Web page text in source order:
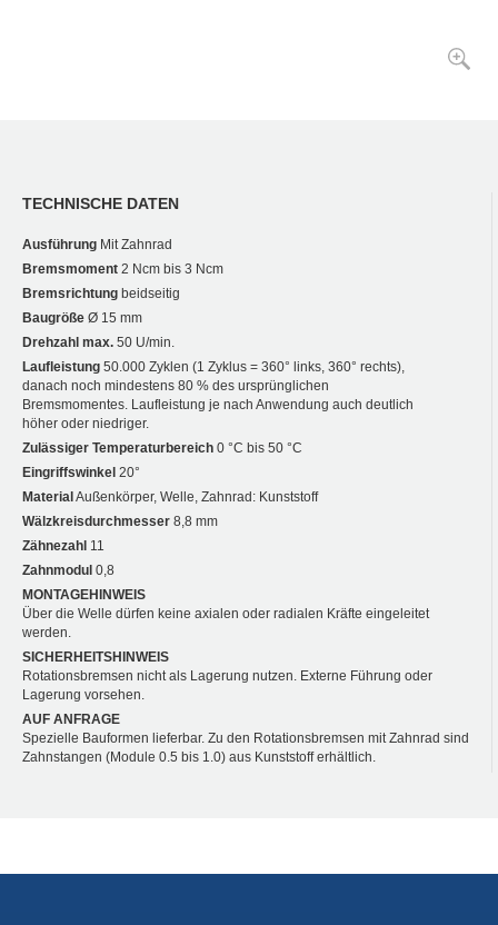
TECHNISCHE DATEN
Ausführung Mit Zahnrad
Bremsmoment 2 Ncm bis 3 Ncm
Bremsrichtung beidseitig
Baugröße Ø 15 mm
Drehzahl max. 50 U/min.
Laufleistung 50.000 Zyklen (1 Zyklus = 360° links, 360° rechts),
danach noch mindestens 80 % des ursprünglichen
Bremsmomentes. Laufleistung je nach Anwendung auch deutlich
höher oder niedriger.
Zulässiger Temperaturbereich 0 °C bis 50 °C
Eingriffswinkel 20°
MaterialAußenkörper, Welle, Zahnrad: Kunststoff
Wälzkreisdurchmesser 8,8 mm
Zähnezahl 11
Zahnmodul 0,8
MONTAGEHINWEIS
Über die Welle dürfen keine axialen oder radialen Kräfte eingeleitet
werden.
SICHERHEITSHINWEIS
Rotationsbremsen nicht als Lagerung nutzen. Externe Führung oder
Lagerung vorsehen.
AUF ANFRAGE
Spezielle Bauformen lieferbar. Zu den Rotationsbremsen mit Zahnrad sind
Zahnstangen (Module 0.5 bis 1.0) aus Kunststoff erhältlich.